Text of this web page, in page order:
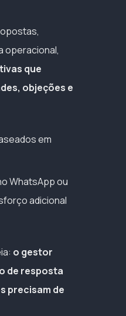
operacional,
que
objeções e
em
WhatsApp ou
adicional
o gestor
de resposta
precisam de